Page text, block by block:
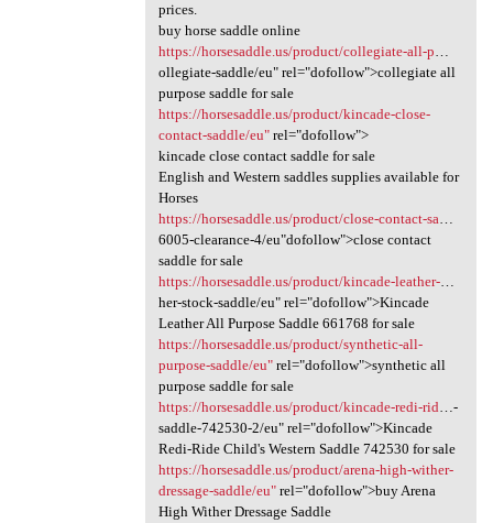
prices.
buy horse saddle online
https://horsesaddle.us/product/collegiate-all-p…
ollegiate-saddle/eu" rel="dofollow">collegiate all
purpose saddle for sale
https://horsesaddle.us/product/kincade-close-
contact-saddle/eu"rel="dofollow">
kincade close contact saddle for sale
English and Western saddles supplies available for
Horses
https://horsesaddle.us/product/close-contact-sa…
6005-clearance-4/eu"dofollow">close contact
saddle for sale
https://horsesaddle.us/product/kincade-leather-…
her-stock-saddle/eu" rel="dofollow">Kincade
Leather All Purpose Saddle 661768 for sale
https://horsesaddle.us/product/synthetic-all-
purpose-saddle/eu"rel="dofollow">synthetic all
purpose saddle for sale
https://horsesaddle.us/product/kincade-redi-rid…-
saddle-742530-2/eu" rel="dofollow">Kincade
Redi-Ride Child's Western Saddle 742530 for sale
https://horsesaddle.us/product/arena-high-wither-
dressage-saddle/eu"rel="dofollow">buy Arena
High Wither Dressage Saddle